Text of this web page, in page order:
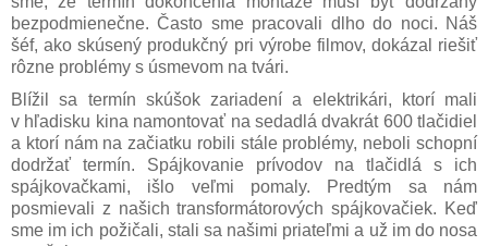
bezpodmienečne. Často sme pracovali dlho do noci. Náš
šéf, ako skúsený produkčný pri výrobe filmov, dokázal riešiť
rôzne problémy s úsmevom na tvári.
Blížil sa termín skúšok zariadení a elektrikári, ktorí mali
v hľadisku kina namontovať na sedadlá dvakrát 600 tlačidiel
a ktorí nám na začiatku robili stále problémy, neboli schopní
dodržať termín. Spájkovanie prívodov na tlačidlá s ich
spájkovačkami, išlo veľmi pomaly. Predtým sa nám
posmievali z našich transformátorových spájkovačiek. Keď
sme im ich požičali, stali sa našimi priateľmi a už im do nosa